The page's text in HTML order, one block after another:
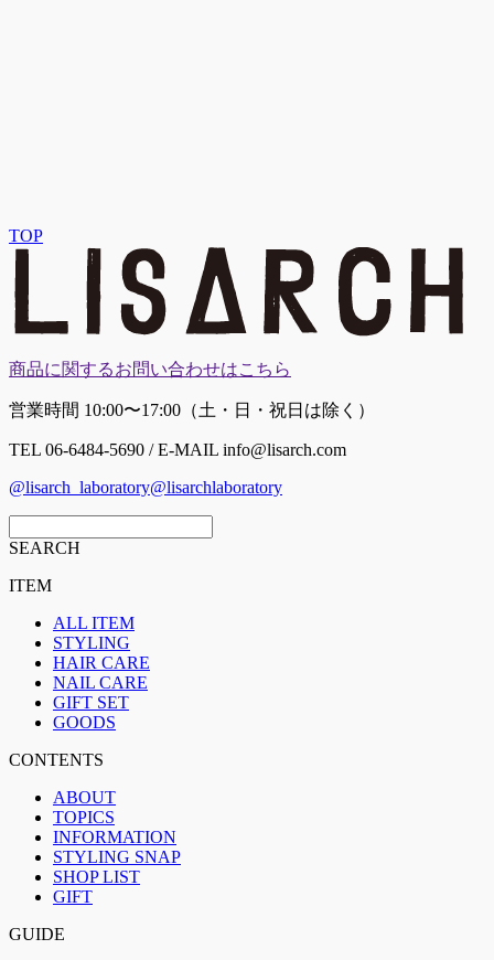
TOP
商品に関するお問い合わせはこちら
営業時間 10:00〜17:00（土・日・祝日は除く）
TEL 06-6484-5690 / E-MAIL info@lisarch.com
@lisarch_laboratory@lisarchlaboratory
SEARCH
ITEM
ALL ITEM
STYLING
HAIR CARE
NAIL CARE
GIFT SET
GOODS
CONTENTS
ABOUT
TOPICS
INFORMATION
STYLING SNAP
SHOP LIST
GIFT
GUIDE